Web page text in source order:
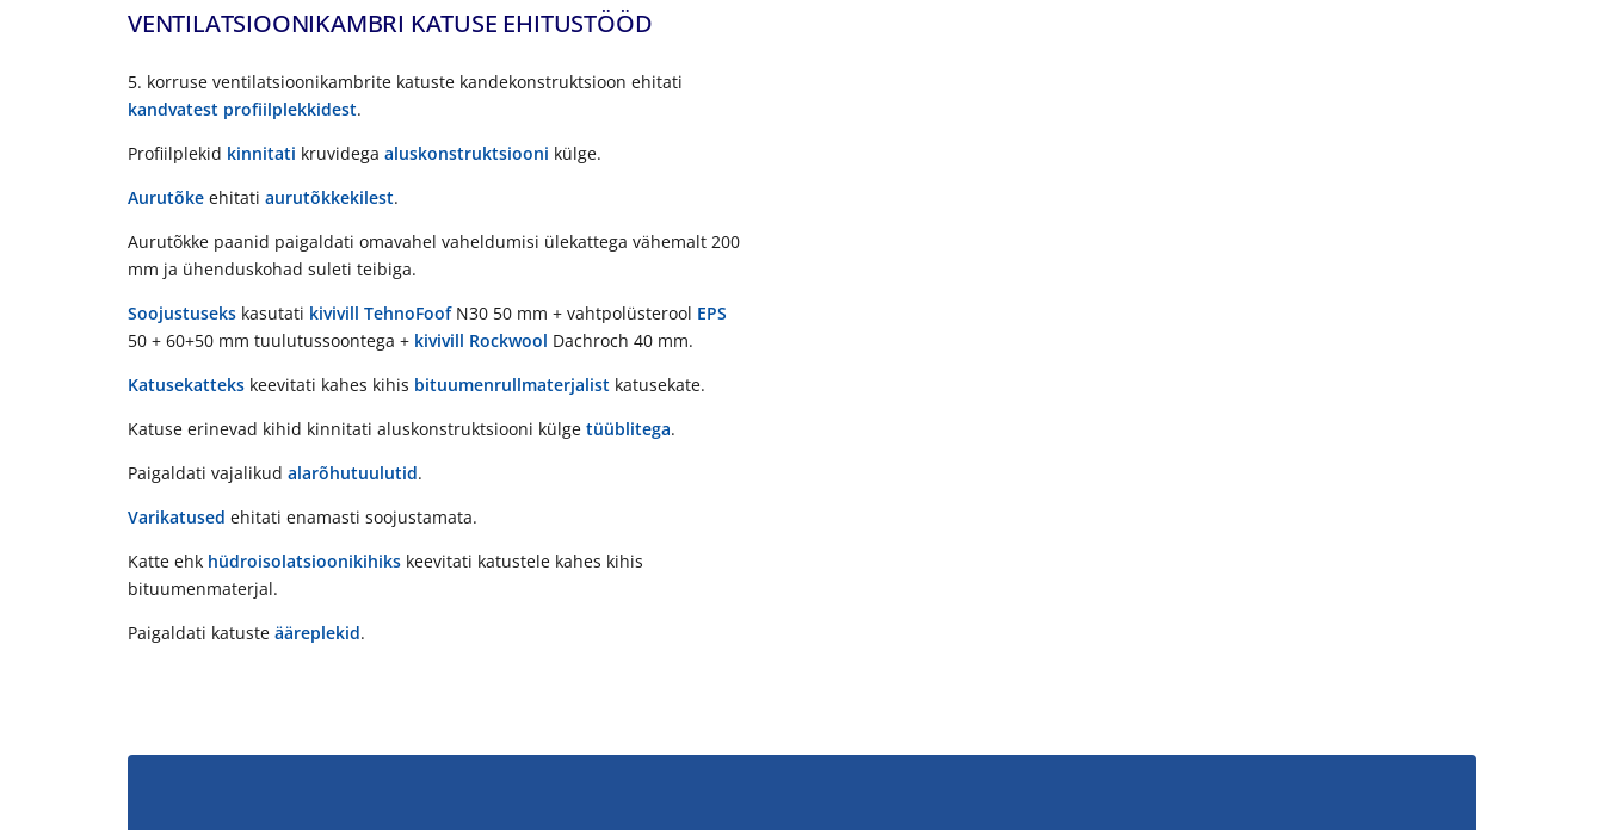
VENTILATSIOONIKAMBRI KATUSE EHITUSTÖÖD
5. korruse ventilatsioonikambrite katuste kandekonstruktsioon ehitati
kandvatest profiilplekkidest.
Profiilplekid kinnitati kruvidega aluskonstruktsiooni külge.
Aurutõke ehitati aurutõkkekilest.
Aurutõkke paanid paigaldati omavahel vaheldumisi ülekattega vähemalt 200
mm ja ühenduskohad suleti teibiga.
Soojustuseks kasutati kivivill TehnoFoofN30 50 mm + vahtpolüsterool EPS
50 + 60+50 mm tuulutussoontega + kivivill Rockwool Dachroch 40 mm.
Katusekatteks keevitati kahes kihis bituumenrullmaterjalist katusekate.
Katuse erinevad kihid kinnitati aluskonstruktsiooni külge tüüblitega.
Paigaldati vajalikud alarõhutuulutid.
Varikatused ehitati enamasti soojustamata.
Katte ehk hüdroisolatsioonikihiks keevitati katustele kahes kihis
bituumenmaterjal.
Paigaldati katuste ääreplekid.